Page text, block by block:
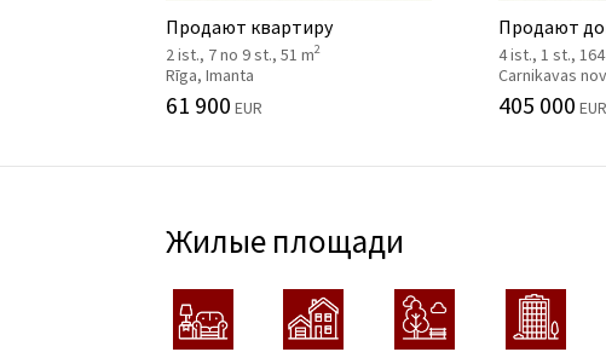
Продают квартиру
2 ist., 7 no 9 st., 51 m2
Rīga, Imanta
61 900 EUR
Продают
4 ist., 1 st.,
Carnikavas
405 000 EUR
Жилые площади